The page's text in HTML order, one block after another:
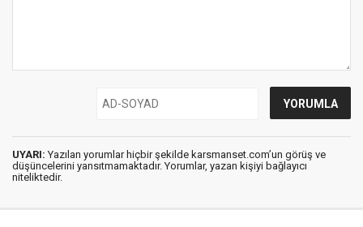
UYARI: Yazılan yorumlar hiçbir şekilde karsmanset.com’un görüş ve
düşüncelerini yansıtmamaktadır. Yorumlar, yazan kişiyi bağlayıcı
niteliktedir.